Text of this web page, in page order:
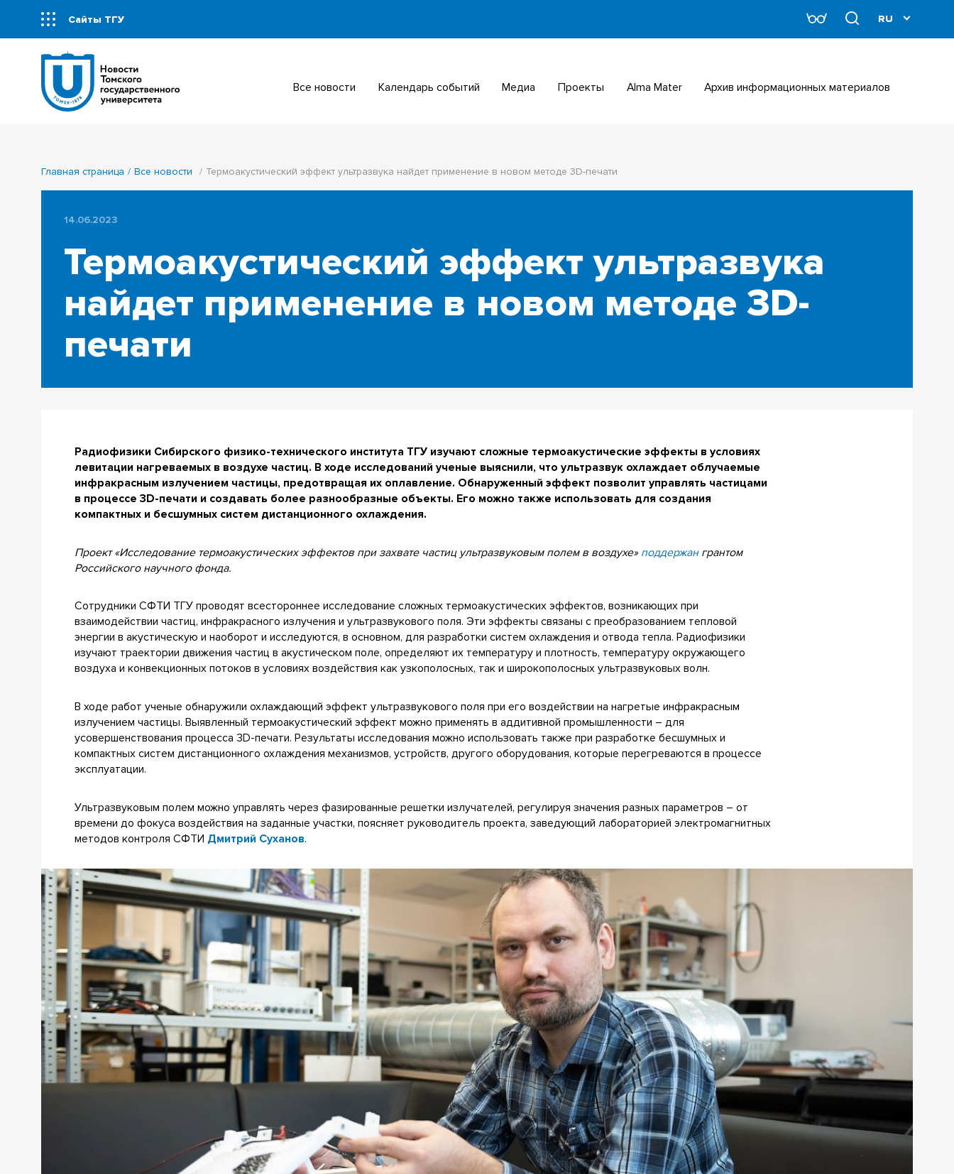
Сайты ТГУ
Все новости Календарь событий Медиа Проекты Alma Mater Архив информационных материалов
Главная страница Все новости Термоакустический эффект ультразвука найдет применение в новом методе 3D-печати
14.06.2023
Термоакустический эффект ультразвука
найдет применение в новом методе 3D-
печати
Радиофизики Сибирского физико-технического института ТГУ изучают сложные термоакустические эффекты в условиях
левитации нагреваемых в воздухе частиц. В ходе исследований ученые выяснили, что ультразвук охлаждает облучаемые
инфракрасным излучением частицы, предотвращая их оплавление. Обнаруженный эффект позволит управлять частицами
в процессе 3D-печати и создавать более разнообразные объекты. Его можно также использовать для создания
компактных и бесшумных систем дистанционного охлаждения.
Проект «Исследование термоакустических эффектов при захвате частиц ультразвуковым полем в воздухе» поддержангрантом
Российского научного фонда.
Сотрудники СФТИ ТГУ проводят всестороннее исследование сложных термоакустических эффектов, возникающих при
взаимодействии частиц, инфракрасного излучения и ультразвукового поля. Эти эффекты связаны с преобразованием тепловой
энергии в акустическую и наоборот и исследуются, в основном, для разработки систем охлаждения и отвода тепла. Радиофизики
изучают траектории движения частиц в акустическом поле, определяют их температуру и плотность, температуру окружающего
воздуха и конвекционных потоков в условиях воздействия как узкополосных, так и широкополосных ультразвуковых волн.
В ходе работ ученые обнаружили охлаждающий эффект ультразвукового поля при его воздействии на нагретые инфракрасным
излучением частицы. Выявленный термоакустический эффект можно применять в аддитивной промышленности – для
усовершенствования процесса 3D-печати. Результаты исследования можно использовать также при разработке бесшумных и
компактных систем дистанционного охлаждения механизмов, устройств, другого оборудования, которые перегреваются в процессе
эксплуатации.
Ультразвуковым полем можно управлять через фазированные решетки излучателей, регулируя значения разных параметров – от
времени до фокуса воздействия на заданные участки, поясняет руководитель проекта, заведующий лабораторией электромагнитных
методов контроля СФТИ Дмитрий Суханов.